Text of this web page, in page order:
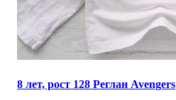
8 лет, рост 128 Реглан Avengers